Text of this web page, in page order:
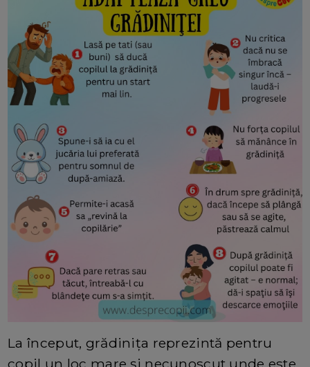
La început, grădinița reprezintă pentru
copil un loc mare și necunoscut unde este